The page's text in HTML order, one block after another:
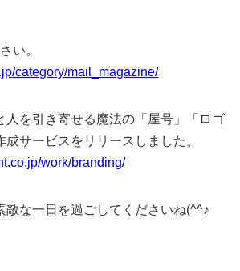
い。
category/mail_magazine/
人を引き寄せる魔法の「屋号」「ロゴ
サービスをリリースしました。
work/branding/
敵な一日を過ごしてくださいね(^^♪